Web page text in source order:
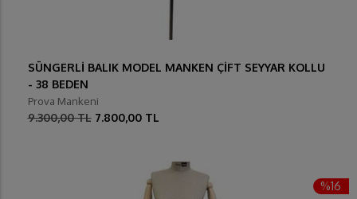
SÜNGERLİ BALIK MODEL MANKEN ÇİFT SEYYAR KOLLU
- 38 BEDEN
Prova Mankeni
9.300,00 TL 7.800,00 TL
%16